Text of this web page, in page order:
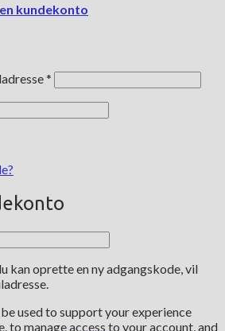
kundekonto
*
kan oprette en ny adgangskode, vil
used to support your experience
to manage access to your account, and